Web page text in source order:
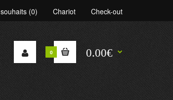
(0) Chariot Check-out
0 0.00€